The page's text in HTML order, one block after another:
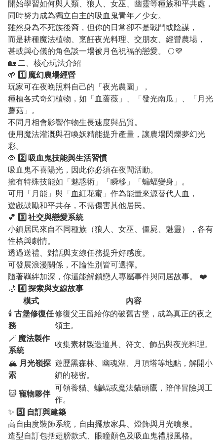
開始學習如何與人類、狼人、女巫、幽靈等種族和平共處，
同時努力成為獨立自主的吸血鬼青年／少女。
雖然身為不死族後裔，但你的日常卻不是戰鬥或陰謀，
而是耕種魔法植物、烹飪夜光料理、交朋友、經營農場，
甚或與心儀的角色談一場被月色祝福的戀愛。 🌕💜
🏡 二、核心玩法介紹
🌱 1️⃣ 魔幻農場經營
玩家可在夜晚照料自己的「夜光農園」，
種植各式奇幻植物，如「血薔薇」、「發光南瓜」、「月光
蘑菇」。
不同月相會影響作物生長速度與品質。
使用魔法灌溉與召喚妖精能提升產量，讓農場閃爍夢幻光
彩。
🧛 2️⃣ 吸血鬼技能與生活習慣
吸血鬼不喜陽光，因此你必須在夜間活動。
擁有特殊技能如「魅惑術」「瞬移」「蝙蝠變身」。
可用「月能」與「血紅花蜜」作為能量來源替代人血，
遊戲鼓勵和平共存，不需傷害其他居民。
💕 3️⃣ 社交與戀愛系統
小鎮居民來自不同種族（狼人、女巫、僵屍、魅靈），各有
性格與劇情。
透過送禮、對話與支線任務提升好感度。
可發展浪漫關係，不論性別皆可選擇。
隨著羈絆加深，你還能解鎖戀人專屬事件與同居故事。 ❤️
🌙 4️⃣ 探索與支線故事
模式
內容
🕯️ 古堡修復任
務
修復父王留給你的破舊古堡，成為真正的夜之
領主。
🪄 魔法製作
系統
收集素材製造道具、符文、飾品與夜光料理。
🏔️ 月光嶺探
索
遊歷黑森林、幽魂湖、月頂塔等地點，解開小
鎮的秘密。
🐱 寵物夥伴
可領養貓、蝙蝠或魔法貓頭鷹，陪伴冒險與工
作。
✨ 5️⃣ 自訂與建築
高自由度裝飾系統，自由擺放家具、燈飾與月光噴泉。
造型自訂包括翅膀款式、眼瞳顏色及吸血鬼禮服風格。